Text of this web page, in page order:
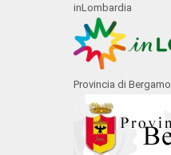
inLombardia
Provincia di Bergamo